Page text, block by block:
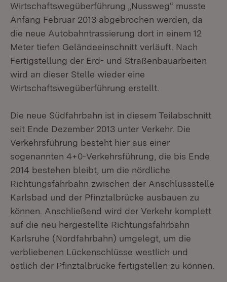
Wirtschaftswegüberführung „Nussweg“ musste
Anfang Februar 2013 abgebrochen werden, da
die neue Autobahntrassierung dort in einem 12
Meter tiefen Geländeeinschnitt verläuft. Nach
Fertigstellung der Erd- und Straßenbauarbeiten
wird an dieser Stelle wieder eine
Wirtschaftswegüberführung erstellt.
Die neue Südfahrbahn ist in diesem Teilabschnitt
seit Ende Dezember 2013 unter Verkehr. Die
Verkehrsführung besteht hier aus einer
sogenannten 4+0-Verkehrsführung, die bis Ende
2014 bestehen bleibt, um die nördliche
Richtungsfahrbahn zwischen der Anschlussstelle
Karlsbad und der Pfinztalbrücke ausbauen zu
können. Anschließend wird der Verkehr komplett
auf die neu hergestellte Richtungsfahrbahn
Karlsruhe (Nordfahrbahn) umgelegt, um die
verbliebenen Lückenschlüsse westlich und
östlich der Pfinztalbrücke fertigstellen zu können.